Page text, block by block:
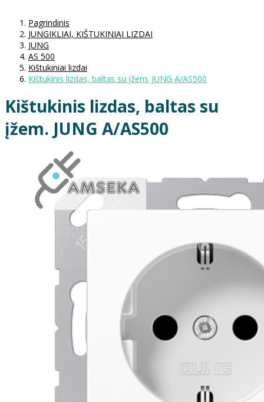
Pagrindinis
JUNGIKLIAI, KIŠTUKINIAI LIZDAI
JUNG
AS 500
Kištukiniai lizdai
Kištukinis lizdas, baltas su įžem. JUNG A/AS500
Kištukinis lizdas, baltas su
įžem. JUNG A/AS500